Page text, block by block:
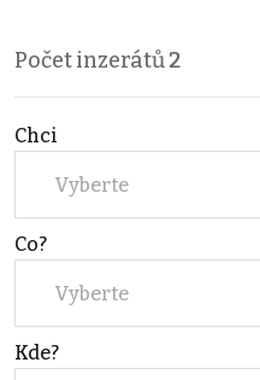
Počet inzerátů2
Chci
Vyberte
Co?
Vyberte
Kde?